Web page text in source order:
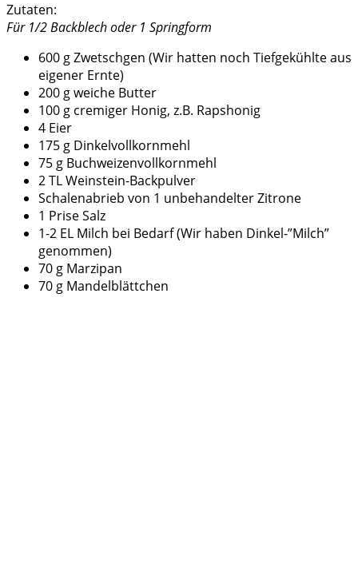
Zutaten:
Für 1/2 Backblech oder 1 Springform
600 g Zwetschgen (Wir hatten noch Tiefgekühlte aus
eigener Ernte)
200 g weiche Butter
100 g cremiger Honig, z.B. Rapshonig
4 Eier
175 g Dinkelvollkornmehl
75 g Buchweizenvollkornmehl
2 TL Weinstein-Backpulver
Schalenabrieb von 1 unbehandelter Zitrone
1 Prise Salz
1-2 EL Milch bei Bedarf (Wir haben Dinkel-”Milch”
genommen)
70 g Marzipan
70 g Mandelblättchen